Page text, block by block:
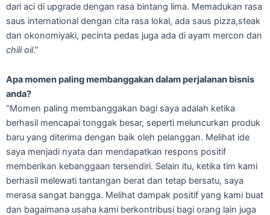
dari aci di upgrade dengan rasa bintang lima. Memadukan rasa
saus international dengan cita rasa lokal, ada saus pizza,steak
dan okonomiyaki, pecinta pedas juga ada di ayam mercon dan
chili oil.”
Apa momen paling membanggakan dalam perjalanan bisnis
anda?
“Momen paling membanggakan bagi saya adalah ketika
berhasil mencapai tonggak besar, seperti meluncurkan produk
baru yang diterima dengan baik oleh pelanggan. Melihat ide
saya menjadi nyata dan mendapatkan respons positif
memberikan kebanggaan tersendiri. Selain itu, ketika tim kami
berhasil melewati tantangan berat dan tetap bersatu, saya
merasa sangat bangga. Melihat dampak positif yang kami buat
dan bagaimana usaha kami berkontribusi bagi orang lain juga